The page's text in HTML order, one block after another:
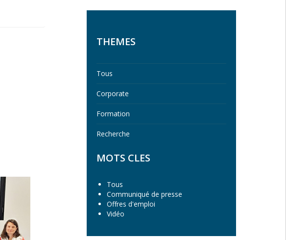
THEMES
Tous
Corporate
Formation
Recherche
MOTS CLES
Tous
Communiqué de presse
Offres d'emploi
Vidéo